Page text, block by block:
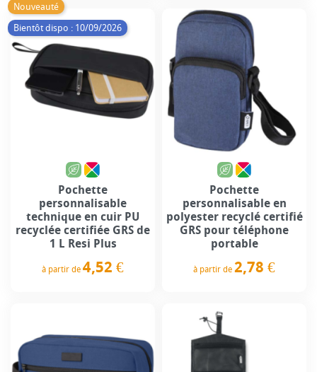
Nouveauté
Bientôt dispo : 10/09/2026
Pochette
personnalisable
technique en cuir PU
recyclée certifiée GRS de
1 L Resi Plus
à partir de 4,52 €
Pochette
personnalisable en
polyester recyclé certifié
GRS pour téléphone
portable
à partir de 2,78 €